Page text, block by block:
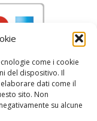
come i cookie
del dispositivo. Il
dati come il
sito. Non
su alcune
and